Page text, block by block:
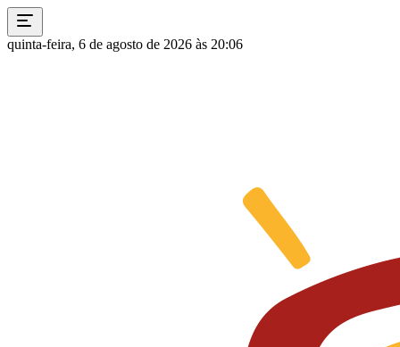
quinta-feira, 6 de agosto de 2026 às 20:06